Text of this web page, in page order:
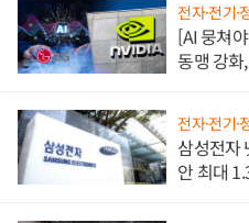
전자·전기·
[AI 뭉쳐
동맹 강화
전자·전기·
삼성전자
안 최대